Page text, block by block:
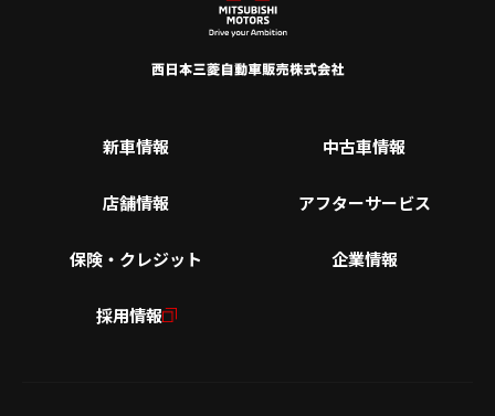
新車情報 中古車情報
店舗情報 アフターサービス
保険・クレジット 企業情報
採用情報